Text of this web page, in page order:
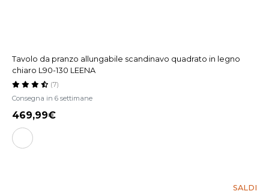
Tavolo da pranzo allungabile scandinavo quadrato in legno
chiaro L90-130 LEENA
Consegna in 6 settimane
(7)
469,99€
SALDI